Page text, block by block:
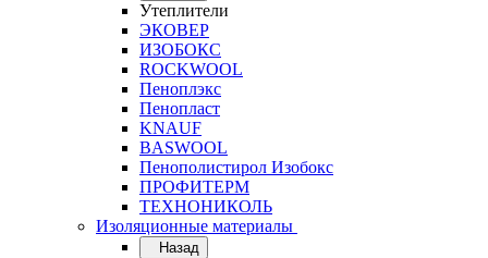
Утеплители
ЭКОВЕР
ИЗОБОКС
ROCKWOOL
Пеноплэкс
Пенопласт
KNAUF
BASWOOL
Пенополистирол Изобокс
ПРОФИТЕРМ
ТЕХНОНИКОЛЬ
Изоляционные материалы
Назад